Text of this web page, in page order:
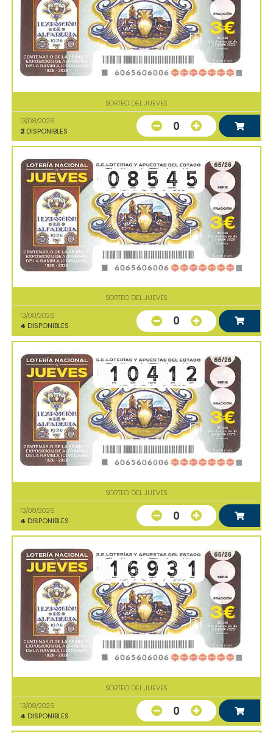
SORTEO DEL JUEVES
13/08/2026
2 DISPONIBLES 0
SORTEO DEL JUEVES
13/08/2026
4 DISPONIBLES 0
SORTEO DEL JUEVES
13/08/2026
4 DISPONIBLES 0
SORTEO DEL JUEVES
13/08/2026
4 DISPONIBLES 0